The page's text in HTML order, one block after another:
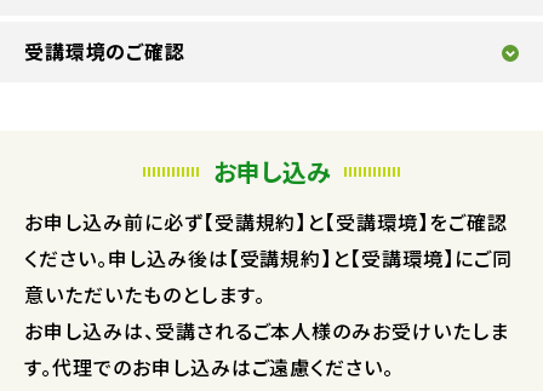
受講環境のご確認
お申し込み
お申し込み前に必ず【受講規約】と【受講環境】をご確認
ください。申し込み後は【受講規約】と【受講環境】にご同
意いただいたものとします。
お申し込みは、受講されるご本人様のみお受けいたしま
す。代理でのお申し込みはご遠慮ください。